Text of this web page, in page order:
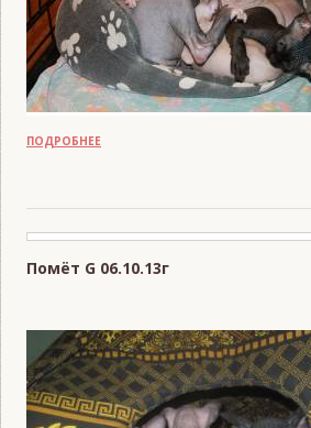
ПОДРОБНЕЕ
1159
Помёт G 06.10.13г